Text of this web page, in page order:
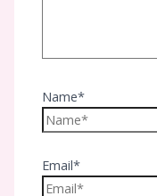
Name*
Email*